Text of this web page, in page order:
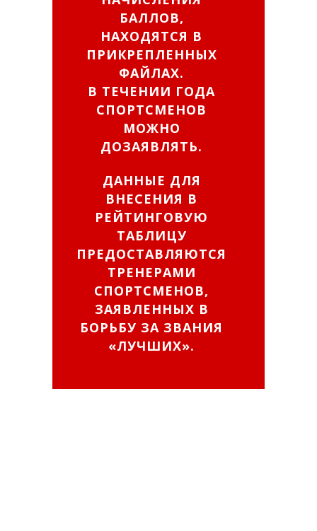
БАЛЛОВ,
НАХОДЯТСЯ В
ПРИКРЕПЛЕННЫХ
ФАЙЛАХ.
В ТЕЧЕНИИ ГОДА
СПОРТСМЕНОВ
МОЖНО
ДОЗАЯВЛЯТЬ.
ДАННЫЕ ДЛЯ
ВНЕСЕНИЯ В
РЕЙТИНГОВУЮ
ТАБЛИЦУ
ПРЕДОСТАВЛЯЮТСЯ
ТРЕНЕРАМИ
СПОРТСМЕНОВ,
ЗАЯВЛЕННЫХ В
БОРЬБУ ЗА ЗВАНИЯ
«ЛУЧШИХ».